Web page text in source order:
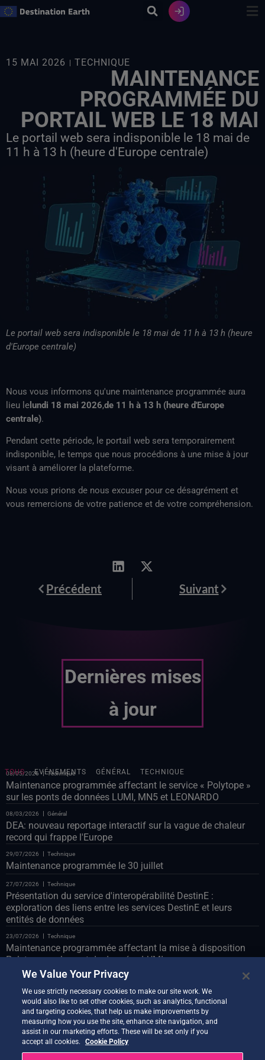
Skip
15 MAI 2026 TECHNIQUE
MAINTENANCE
PROGRAMMÉE DU
PORTAIL WEB LE 18 MAI
Le portail web sera indisponible le 18 mai de
11 h à 13 h (heure d'Europe centrale)
Le portail web sera indisponible le 18 mai de 11 h à 13 h (heure
d'Europe centrale)
Nous vous informons qu'une maintenance programmée aura
lieu le lundi 18 mai 2026,de 11 h à 13 h (heure d'Europe
centrale).
Pendant cette période, le portail web sera temporairement
indisponible, le temps que nous procédions à une mise à jour
visant à améliorer la plateforme.
Nous vous prions de nous excuser pour ce désagrément et
vous remercions de votre patience et de votre compréhension.
Prévenir
Précédent SuivantSuivant
Dernières mises
à jour
EVÉNEMENTS GÉNÉRAL TECHNIQUE
TOUS
08/05/2026 Technique
Maintenance programmée affectant le service « Polytope »
sur les ponts de données LUMI, MN5 et LEONARDO
08/03/2026 Général
DEA: nouveau reportage interactif sur la vague de chaleur
record qui frappe l'Europe
29/07/2026 Technique
Maintenance programmée le 30 juillet
27/07/2026 Technique
Présentation du service d'interopérabilité DestinE :
exploration des liens entre les services DestinE et leurs
entités de données
23/07/2026 Technique
Maintenance programmée affectant la mise à disposition
Polytope sur le pont de données LUMI
23/07/2026 Technique
Maintenance programmée du portail Web le 24 juillet
Présentation du démonstrateur « Co-Design Assistant »
21/07/2026 Technique
Nouvelle version de Quantum Service désormais disponible
We Value Your Privacy
We use strictly necessary cookies to make our site work. We
would also like to set other cookies, such as analytics, functional
and targeting cookies, that help us make improvements by
measuring how you use the site, enhance site navigation, and
assist in our marketing efforts. These will be set only if you
accept all cookies.
Cookie Policy